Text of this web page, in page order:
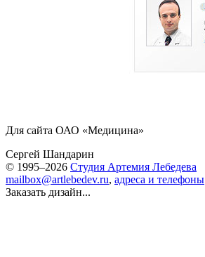
Для сайта ОАО «Медицина»
Сергей Шандарин
© 1995–2026 Студия Артемия Лебедева
mailbox@artlebedev.ru, адреса и телефоны
Заказать дизайн...